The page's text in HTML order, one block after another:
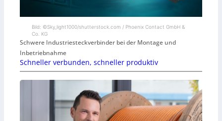
Bild: ©Sky_light1000/shutterstock.com / Phoenix Contact GmbH &
Co. KG
Schwere Industriesteckverbinder bei der Montage und
Inbetriebnahme
Schneller verbunden, schneller produktiv